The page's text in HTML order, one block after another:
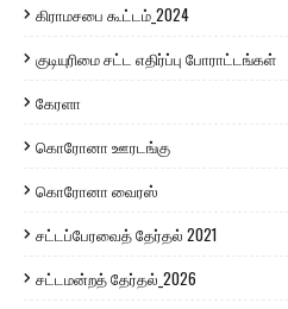
கிராமசபை கூட்டம்_2024
குடியுரிமை சட்ட எதிர்ப்பு போராட்டங்கள்
கேரளா
கொரோனா ஊரடங்கு
கொரோனா வைரஸ்
சட்டப்பேரவைத் தேர்தல் 2021
சட்டமன்றத் தேர்தல்_2026